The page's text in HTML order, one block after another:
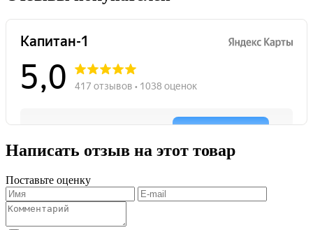
Написать отзыв на этот товар
Поставьте оценку